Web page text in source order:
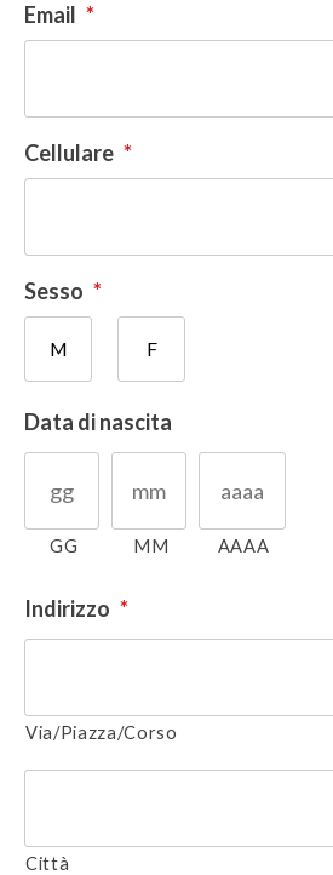
Email *
Cellulare *
Sesso *
M F
Data di nascita
GG MM AAAA
Indirizzo *
Via/Piazza/Corso
Città